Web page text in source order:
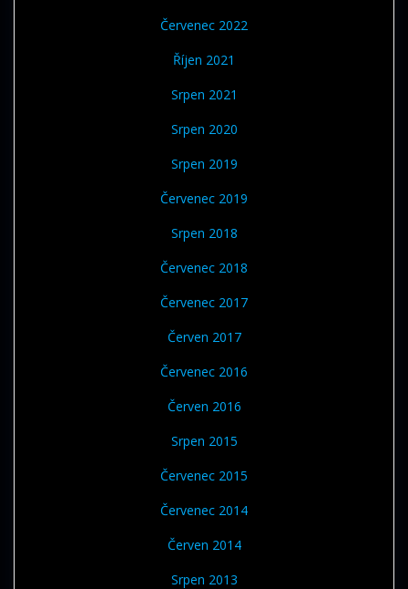
Červenec 2022
Říjen 2021
Srpen 2021
Srpen 2020
Srpen 2019
Červenec 2019
Srpen 2018
Červenec 2018
Červenec 2017
Červen 2017
Červenec 2016
Červen 2016
Srpen 2015
Červenec 2015
Červenec 2014
Červen 2014
Srpen 2013